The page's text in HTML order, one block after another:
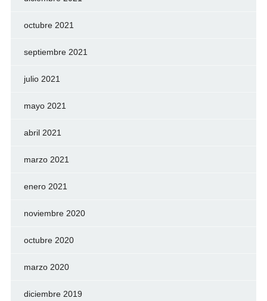
octubre 2021
septiembre 2021
julio 2021
mayo 2021
abril 2021
marzo 2021
enero 2021
noviembre 2020
octubre 2020
marzo 2020
diciembre 2019